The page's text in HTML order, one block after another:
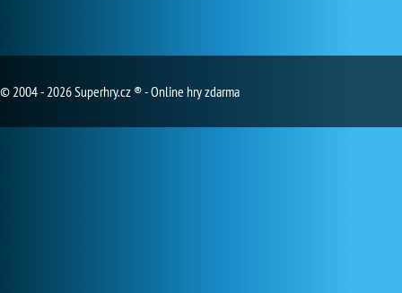
© 2004 - 2026 Superhry.cz ® - Online hry zdarma